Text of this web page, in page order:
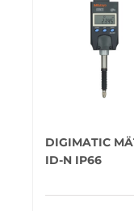
DIGIMATIC
ID-N IP66